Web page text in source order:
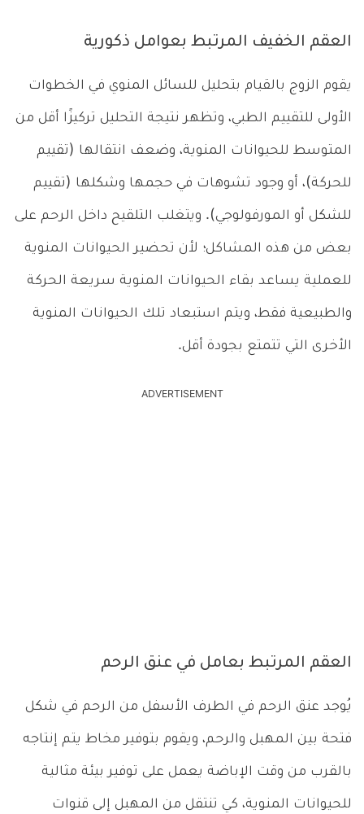
العقم الخفيف المرتبط بعوامل ذكورية
يقوم الزوج بالقيام بتحليل للسائل المنوي في الخطوات
الأولى للتقييم الطبي، وتظهر نتيجة التحليل تركيزًا أقل من
المتوسط للحيوانات المنوية، وضعف انتقالها (تقييم
للحركة)، أو وجود تشوهات في حجمها وشكلها (تقييم
للشكل أو المورفولوجي). ويتغلب التلقيح داخل الرحم على
بعض من هذه المشاكل؛ لأن تحضير الحيوانات المنوية
للعملية يساعد بقاء الحيوانات المنوية سريعة الحركة
والطبيعية فقط، ويتم استبعاد تلك الحيوانات المنوية
الأخرى التي تتمتع بجودة أقل.
ADVERTISEMENT
العقم المرتبط بعامل في عنق الرحم
يُوجد عنق الرحم في الطرف الأسفل من الرحم في شكل
فتحة بين المهبل والرحم، ويقوم بتوفير مخاط يتم إنتاجه
بالقرب من وقت الإباضة يعمل على توفير بيئة مثالية
للحيوانات المنوية، كي تنتقل من المهبل إلى قنوات